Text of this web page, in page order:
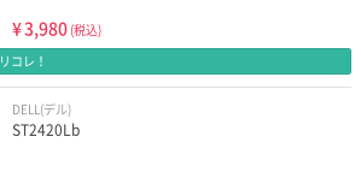
¥3,980 (税込)
リコレ！
DELL(デル)
ST2420Lb